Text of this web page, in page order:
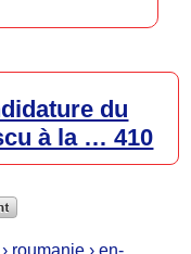
du
à la … 410
roumanie › en-